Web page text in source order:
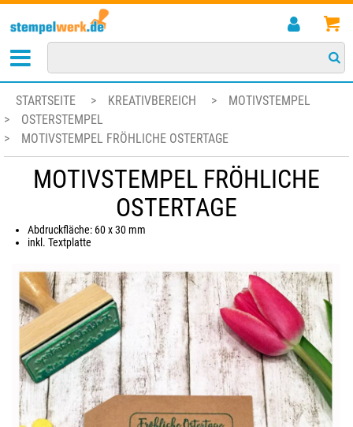
STARTSEITE > KREATIVBEREICH >
MOTIVSTEMPEL
>
OSTERSTEMPEL
>
MOTIVSTEMPEL FRÖHLICHE OSTERTAGE
MOTIVSTEMPEL FRÖHLICHE
OSTERTAGE
Abdruckfläche: 60 x 30 mm
inkl. Textplatte